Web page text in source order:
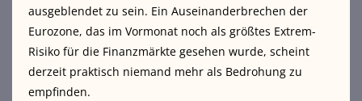
ausgeblendet zu sein. Ein Auseinanderbrechen der
Eurozone, das im Vormonat noch als größtes Extrem-
Risiko für die Finanzmärkte gesehen wurde, scheint
derzeit praktisch niemand mehr als Bedrohung zu
empfinden.